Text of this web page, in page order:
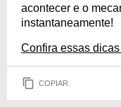
acontecer e o
instantaneamente!
Confira essas
COPIAR